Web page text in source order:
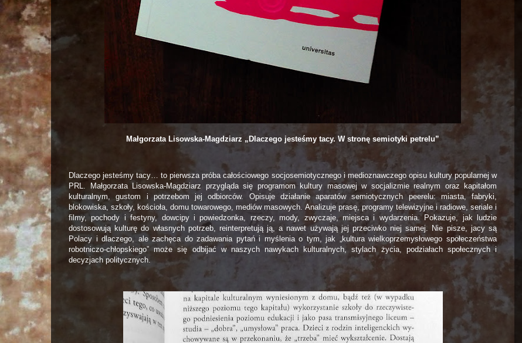
Małgorzata Lisowska-Magdziarz „Dlaczego jesteśmy tacy. W stronę semiotyki petrelu”
Dlaczego jesteśmy tacy… to pierwsza próba całościowego socjosemiotycznego i medioznawczego opisu kultury popularnej w
PRL. Małgorzata Lisowska-Magdziarz przygląda się programom kultury masowej w socjalizmie realnym oraz kapitałom
kulturalnym, gustom i potrzebom jej odbiorców. Opisuje działanie aparatów semiotycznych peerelu: miasta, fabryki,
blokowiska, szkoły, kościoła, domu towarowego, mediów masowych. Analizuje prasę, programy telewizyjne i radiowe, seriale i
filmy, pochody i festyny, dowcipy i powiedzonka, rzeczy, mody, zwyczaje, miejsca i wydarzenia. Pokazuje, jak ludzie
dostosowują kulturę do własnych potrzeb, reinterpretują ją, a nawet używają jej przeciwko niej samej. Nie pisze, jacy są
Polacy i dlaczego, ale zachęca do zadawania pytań i myślenia o tym, jak „kultura wielkoprzemysłowego społeczeństwa
robotniczo-chłopskiego” może się odbijać w naszych nawykach kulturalnych, stylach życia, podziałach społecznych i
decyzjach politycznych.